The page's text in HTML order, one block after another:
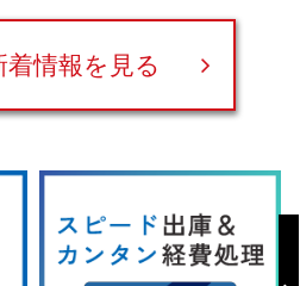
情報を見る